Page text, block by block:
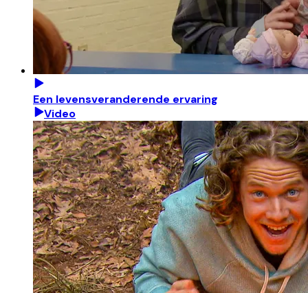
Een levensveranderende ervaring
Video